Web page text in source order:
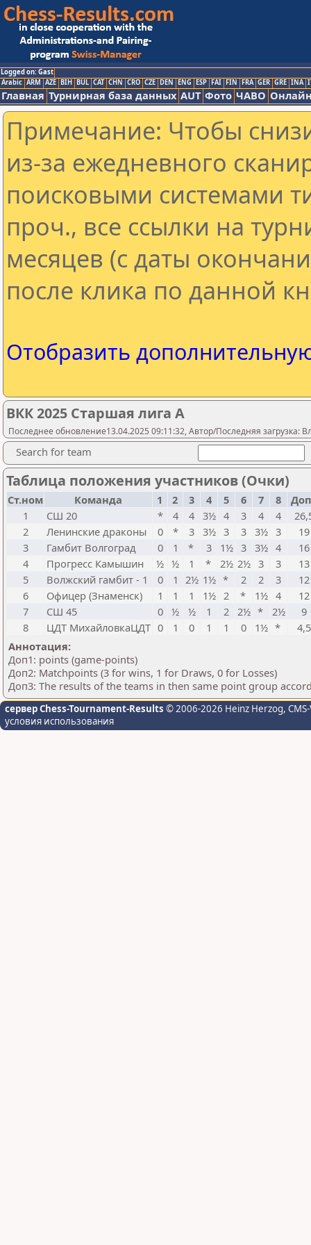
Logged on: Gast
Arabic ARM AZE BIH BUL CAT CHN CRO CZE DEN ENG ESP FAI FIN FRA GER GRE INA
Главная Турнирная база данных AUT Фото ЧАВО
Примечание: Чтобы
из-за ежедневного
поисковыми системами
проч., все ссылки на
месяцев (с даты
после клика по данной
Отобразить
ВКК 2025 Старшая лига А
Последнее обновление13.04.2025 09:11:32, Автор/Последняя загрузка:
Search for team
Таблица положения участников (Очки)
Ст.ном Команда 1 2 3 4 5 6 7 8
1
СШ 20 * 4 4 3½ 4 3 4 4
2
Ленинские драконы 0 * 3 3½ 3 3 3½ 3
19
3
Гамбит Волгоград 0 1 * 3 1½ 3 3½ 4
16
4
Прогресс Камышин ½ ½ 1 * 2½ 2½ 3 3
13
5
Волжский гамбит - 1 0 1 2½ 1½ * 2 2 3
12
6
Офицер (Знаменск) 1 1 1 1½ 2 * 1½ 4
12
7
СШ 45 0 ½ ½ 1 2 2½ * 2½
9
8
ЦДТ МихайловкаЦДТ 0 1 0 1 1 0 1½ *
4,5
Аннотация:
Доп1: points (game-points)
Доп2: Matchpoints (3 for wins, 1 for Draws, 0 for Losses)
Доп3: The results of the teams in then same point group
сервер Chess-Tournament-Results © 2006-2026 Heinz Herzog,
условия использования